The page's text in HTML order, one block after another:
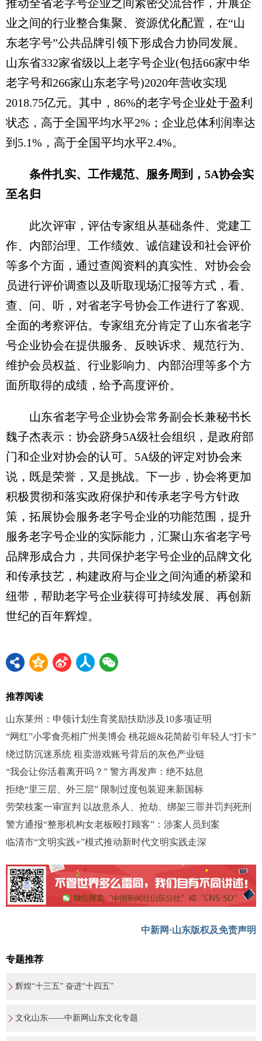
推动全省老字号企业之间紧密交流合作，开展企
业之间的行业整合集聚、资源优化配置，在“山
东老字号”公共品牌引领下形成合力协同发展。
山东省332家省级以上老字号企业(包括66家中华
老字号和266家山东老字号)2020年营收实现
2018.75亿元。其中，86%的老字号企业处于盈利
状态，高于全国平均水平2%；企业总体利润率达
到5.1%，高于全国平均水平2.4%。
条件扎实、工作规范、服务周到，5A协会实
至名归
此次评审，评估专家组从基础条件、党建工
作、内部治理、工作绩效、诚信建设和社会评价
等多个方面，通过查阅资料的真实性、对协会会
员进行评价调查以及听取现场汇报等方式，看、
查、问、听，对省老字号协会工作进行了客观、
全面的考察评估。专家组充分肯定了山东省老字
号企业协会在提供服务、反映诉求、规范行为、
维护会员权益、行业影响力、内部治理等多个方
面所取得的成绩，给予高度评价。
山东省老字号企业协会常务副会长兼秘书长
魏子杰表示：协会跻身5A级社会组织，是政府部
门和企业对协会的认可。5A级的评定对协会来
说，既是荣誉，又是挑战。下一步，协会将更加
积极贯彻和落实政府保护和传承老字号方针政
策，拓展协会服务老字号企业的功能范围，提升
服务老字号企业的实际能力，汇聚山东省老字号
品牌形成合力，共同保护老字号企业的品牌文化
和传承技艺，构建政府与企业之间沟通的桥梁和
纽带，帮助老字号企业获得可持续发展、再创新
世纪的百年辉煌。
推荐阅读
山东莱州：申领计划生育奖励扶助涉及10多项证明
“网红”小零食亮相广州美博会 桃花姬&花简龄引年轻人“打卡”
绕过防沉迷系统 租卖游戏账号背后的灰色产业链
“我会让你活着离开吗？” 警方再发声：绝不姑息
拒绝“里三层、外三层” 限制过度包装迎来新国标
劳荣枝案一审宣判 以故意杀人、抢劫、绑架三罪并罚判死刑
警方通报“整形机构女老板殴打顾客”：涉案人员到案
临清市“文明实践+”模式推动新时代文明实践走深
中新网·山东版权及免责声明
专题推荐
辉煌“十三五” 奋进“十四五”
文化山东——中新网山东文化专题